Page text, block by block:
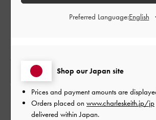
Shop our Japan site
Prices and payment amounts are
Orders placed on www.charleskeith.jp/jp
delivered within Japan.
Preferred Language: